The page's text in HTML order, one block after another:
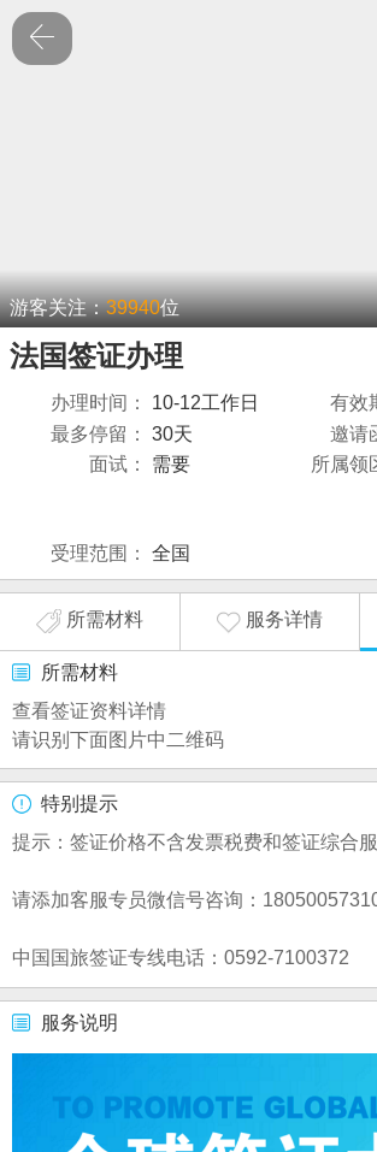
游客关注：39940位
法国签证办理
办理时间： 10-12工作日 有效
最多停留：
30天 邀请
面试：
需要 所属领
受理范围：
全国
所需材料 服务详情
所需材料
查看签证资料详情
请识别下面图片中二维码
特别提示
提示：签证价格不含发票税费和签证综合
请添加客服专员微信号咨询：
中国国旅签证专线电话：0592-7100372
服务说明